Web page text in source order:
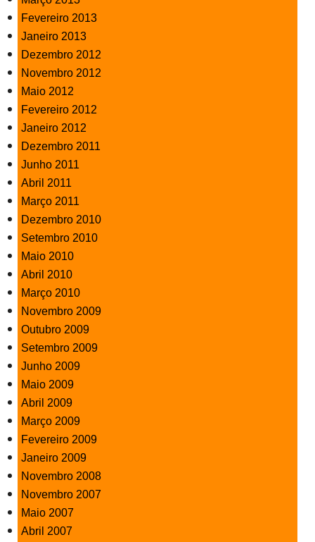
Fevereiro 2013
Janeiro 2013
Dezembro 2012
Novembro 2012
Maio 2012
Fevereiro 2012
Janeiro 2012
Dezembro 2011
Junho 2011
Abril 2011
Março 2011
Dezembro 2010
Setembro 2010
Maio 2010
Abril 2010
Março 2010
Novembro 2009
Outubro 2009
Setembro 2009
Junho 2009
Maio 2009
Abril 2009
Março 2009
Fevereiro 2009
Janeiro 2009
Novembro 2008
Novembro 2007
Maio 2007
Abril 2007